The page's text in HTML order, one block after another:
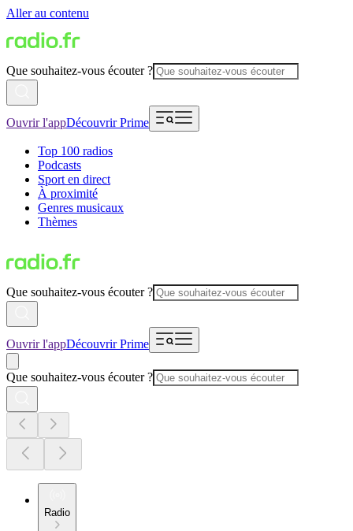
Aller au contenu
Que souhaitez-vous écouter ?
Ouvrir l'appDécouvrir Prime
Top 100 radios
Podcasts
Sport en direct
À proximité
Genres musicaux
Thèmes
Que souhaitez-vous écouter ?
Ouvrir l'appDécouvrir Prime
Que souhaitez-vous écouter ?
Radio